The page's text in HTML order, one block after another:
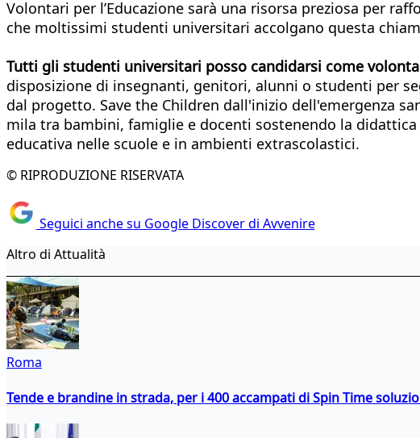
Volontari per l’Educazione sarà una risorsa preziosa per
che moltissimi studenti universitari accolgano questa
Tutti gli studenti universitari posso candidarsi come
disposizione di insegnanti, genitori, alunni o studenti per
dal progetto. Save the Children dall'inizio dell'emergenza
mila tra bambini, famiglie e docenti sostenendo la
educativa nelle scuole e in ambienti extrascolastici.
© RIPRODUZIONE RISERVATA
Seguici anche su Google Discover di Avvenire
Altro di Attualità
Roma
Tende e brandine in strada, per i 400 accampati di Spin Time